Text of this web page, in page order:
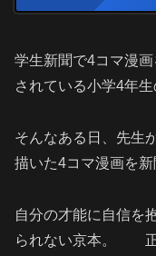
学生新聞で4コマ漫
されている小学4年生
そんなある日、先生
描いた4コマ漫画を新
自分の才能に自信を
られない京本。 正